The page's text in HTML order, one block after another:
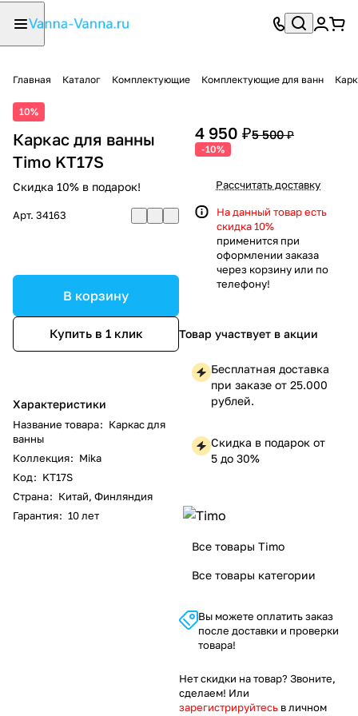
Главная Каталог Комплектующие Комплектующие для ванн
10%
Каркас для ванны
Timo KT17S
Скидка 10% в подарок!
Арт. 34163
В корзину
Купить в 1 клик
Характеристики
Название товара: Каркас для
ванны
Коллекция: Mika
Код: KT17S
Страна: Китай, Финляндия
Гарантия: 10 лет
4 950 ₽5 500 ₽
-10%
Рассчитать доставку
На данный товар есть
скидка 10%
применится при
оформлении заказа
через корзину или по
телефону!
Товар участвует в акции
Бесплатная доставка
при заказе от 25.000
рублей.
Скидка в подарок от
5 до 30%
Все товары Timo
Все товары категории
Вы можете оплатить заказ
после доставки и проверки
товара!
Нет скидки на товар? Звоните,
сделаем! Или
зарегистрируйтесь в личном